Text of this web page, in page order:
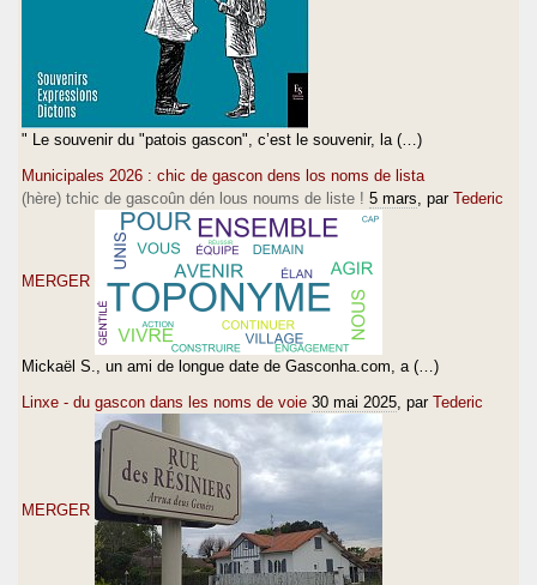
" Le souvenir du "patois gascon", c’est le souvenir, la (…)
Municipales 2026 : chic de gascon dens los noms de lista
(hère) tchic de gascoûn dén lous noums de liste ! 5 mars , par Tederic
MERGER
Mickaël S., un ami de longue date de Gasconha.com, a (…)
Linxe - du gascon dans les noms de voie 30 mai 2025 , par Tederic
MERGER